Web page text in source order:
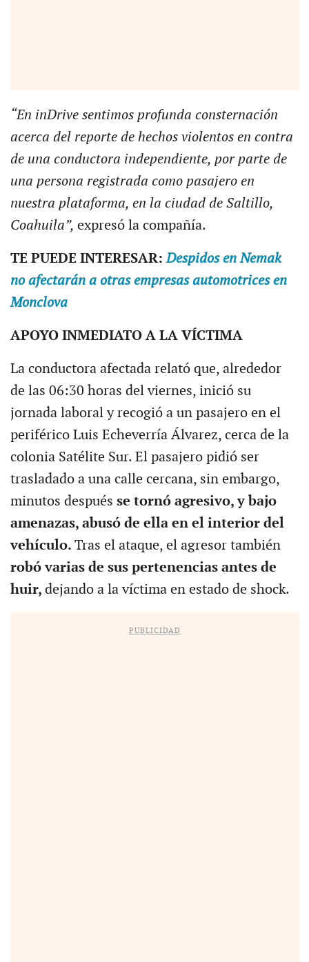
“En inDrive sentimos profunda consternación
acerca del reporte de hechos violentos en contra
de una conductora independiente, por parte de
una persona registrada como pasajero en
nuestra plataforma, en la ciudad de Saltillo,
Coahuila”, expresó la compañía.
TE PUEDE INTERESAR: Despidos en Nemak
no afectarán a otras empresas automotrices en
Monclova
APOYO INMEDIATO A LA VÍCTIMA
La conductora afectada relató que, alrededor
de las 06:30 horas del viernes, inició su
jornada laboral y recogió a un pasajero en el
periférico Luis Echeverría Álvarez, cerca de la
colonia Satélite Sur. El pasajero pidió ser
trasladado a una calle cercana, sin embargo,
minutos después se tornó agresivo, y bajo
amenazas, abusó de ella en el interior del
vehículo. Tras el ataque, el agresor también
robó varias de sus pertenencias antes de
huir, dejando a la víctima en estado de shock.
PUBLICIDAD